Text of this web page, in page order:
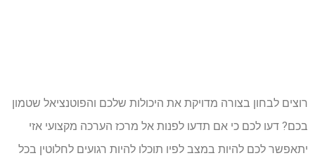
רוצים לבחון בצורה מדויקת את היכולות שלכם והפוטנציאל שטמון
בכם? דעו לכם כי אם תדעו לפנות אל מרכז הערכה מקצועי אזי
יתאפשר לכם להיות במצב לפיו תוכלו להיות רגועים לחלוטין בכל